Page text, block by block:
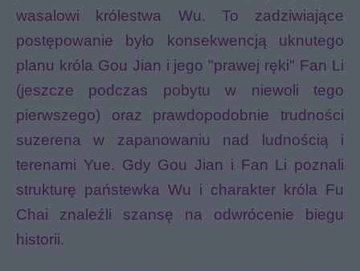
wasalowi królestwa Wu. To zadziwiające
postępowanie było konsekwencją uknutego
planu króla Gou Jian i jego "prawej ręki" Fan Li
(jeszcze podczas pobytu w niewoli tego
pierwszego) oraz prawdopodobnie trudności
suzerena w zapanowaniu nad ludnością i
terenami Yue. Gdy Gou Jian i Fan Li poznali
strukturę państewka Wu i charakter króla Fu
Chai znaleźli szansę na odwrócenie biegu
historii.